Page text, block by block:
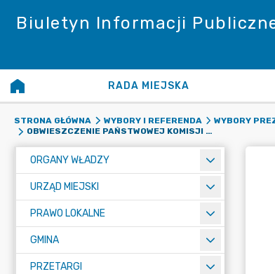
Biuletyn Informacji
RADA MIEJSKA
STRONA GŁÓWNA WYBORY I REFERENDA WYBORY
OBWIESZCZENIE PAŃSTWOWEJ KOMISJI WYBORCZEJ Z DNIA 12 CZERWCA 2020 R. O KANDYDATACH NA PREZYDENTA RZECZYPOSPOLITEJ POLSKIEJ W WYBORACH ZARZĄDZONYCH NA DZIEŃ 28 CZERWCA 2020 R.
ORGANY WŁADZY
URZĄD MIEJSKI
PRAWO LOKALNE
GMINA
PRZETARGI